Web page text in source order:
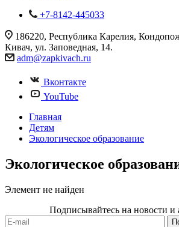
+7-8142-445033
186220, Республика Карелия,
Кивач, ул. Заповедная, 14.
adm@zapkivach.ru
Вконтакте
YouTube
Главная
Детям
Экологическое образование
Экологическое
Элемент не найден
Подписывайтесь на новости и